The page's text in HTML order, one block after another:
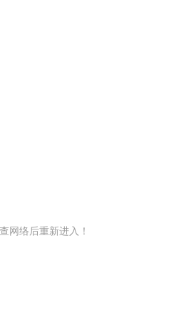
网络后重新进入！